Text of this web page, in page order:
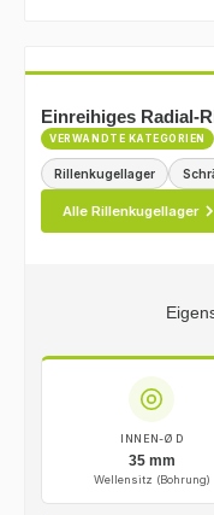
Einreihiges Radial-
VERWANDTE KATEGORIEN
Rillenkugellager
Alle Rillenkugellager
INNEN-Ø D
35 mm
Wellensitz (Bohrung)